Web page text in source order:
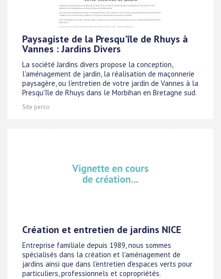
Paysagiste de la Presqu'île de Rhuys à
Vannes : Jardins Divers
La société Jardins divers propose la conception,
l'aménagement de jardin, la réalisation de maçonnerie
paysagère, ou l'entretien de votre jardin de Vannes à la
Presqu'île de Rhuys dans le Morbihan en Bretagne sud.
Site perso
Création et entretien de jardins NICE
Entreprise familiale depuis 1989, nous sommes
spécialisés dans la création et l'aménagement de
jardins ainsi que dans l'entretien d'espaces verts pour
particuliers, professionnels et copropriétés.